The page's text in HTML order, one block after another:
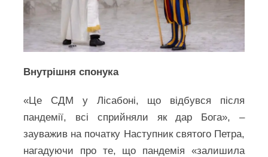
Внутрішня спонука
«Це СДМ у Лісабоні, що відбувся після
пандемії, всі сприйняли як дар Бога», –
зауважив на початку Наступник святого Петра,
нагадуючи про те, що пандемія «залишила